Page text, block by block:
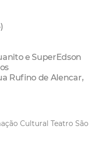
e SuperEdson
Rufino de Alencar,
Cultural Teatro São